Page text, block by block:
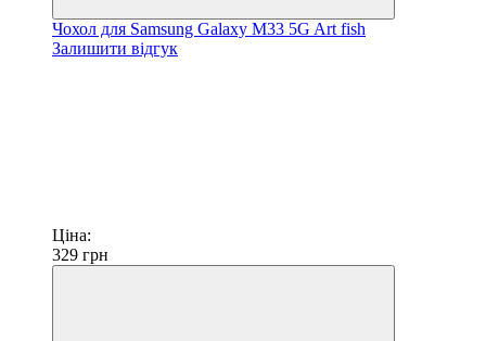
Чохол для Samsung Galaxy M33 5G Art fish
Залишити відгук
Ціна:
329 грн